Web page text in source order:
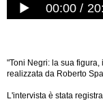
00:00
"Toni Negri: la sua
realizzata da Roberto
L'intervista è stata